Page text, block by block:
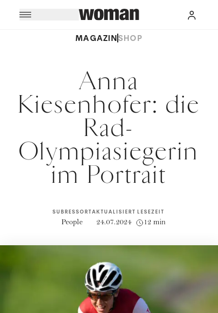
MAGAZINSHOP
Anna
Kiesenhofer: die
Rad-
Olympiasiegerin
im Portrait
SUBRESSORT
People
AKTUALISIERT
24.07.2024
LESEZEIT
12 min